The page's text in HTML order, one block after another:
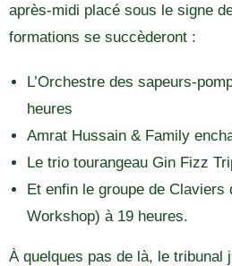
après-midi placé sous le signe
formations se succèderont :
L’Orchestre des sapeurs-
heures
Amrat Hussain & Family
Le trio tourangeau Gin Fizz
Et enfin le groupe de Claviers
Workshop) à 19 heures.
À quelques pas de là, le tribunal